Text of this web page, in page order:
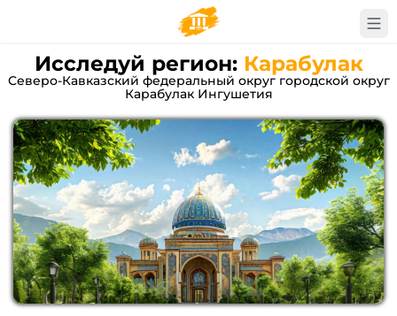
Исследуй регион: Карабулак
Северо-Кавказский федеральный округ городской округ
Карабулак Ингушетия